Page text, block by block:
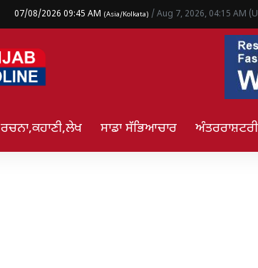
07/08/2026 09:45 AM (Asia/Kolkata) / Aug 7, 2026, 04:15 AM
ਰਚਨਾ,ਕਹਾਣੀ,ਲੇਖ ਸਾਡਾ ਸੱਭਿਆਚਾਰ ਅੰਤਰਰਾਸ਼ਟਰੀ